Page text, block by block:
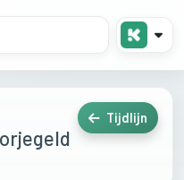
Tijdlijn